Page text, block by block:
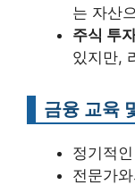
는 자산
주식 투
있지만,
금융 교육
정기적
전문가